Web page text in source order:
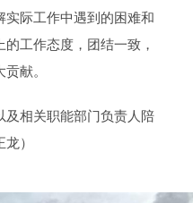
际工作中遇到的困难和
工作态度，团结一致，
献。
及相关职能部门负责人陪
）